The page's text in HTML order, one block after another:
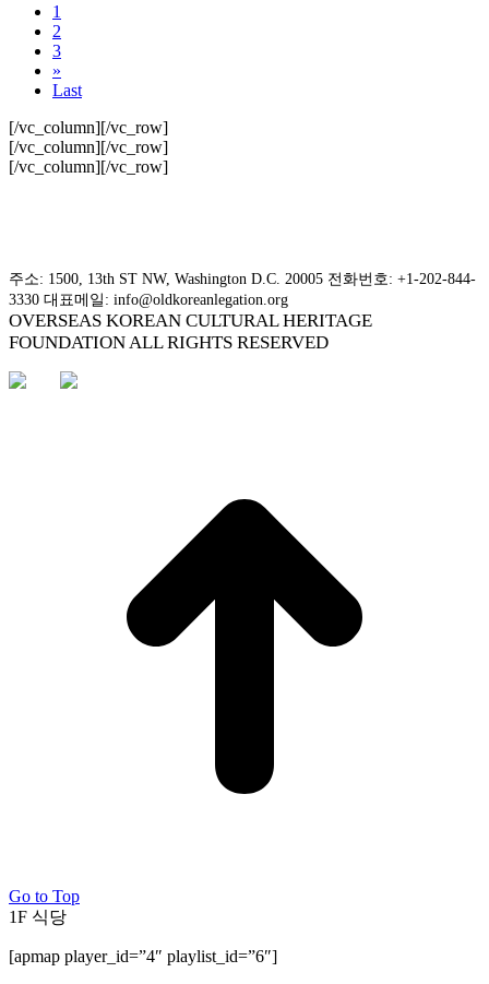
1
2
3
»
Last
[/vc_column][/vc_row]
[/vc_column][/vc_row]
[/vc_column][/vc_row]
주소: 1500, 13th ST NW, Washington D.C. 20005 전화번호: +1-202-844-
3330 대표메일: info@oldkoreanlegation.org
OVERSEAS KOREAN CULTURAL HERITAGE
FOUNDATION ALL RIGHTS RESERVED
Go to Top
1F 식당
[apmap player_id=”4″ playlist_id=”6″]